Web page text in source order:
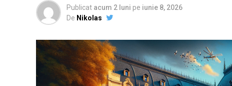
Publicat acum 2 luni pe iunie 8, 2026
De Nikolas